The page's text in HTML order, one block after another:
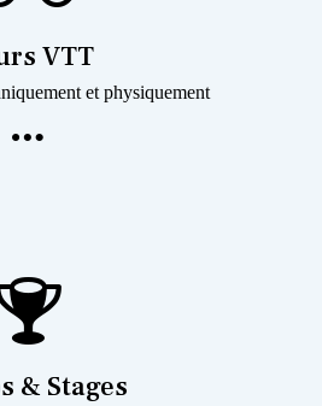
VTT
et physiquement
& Stages